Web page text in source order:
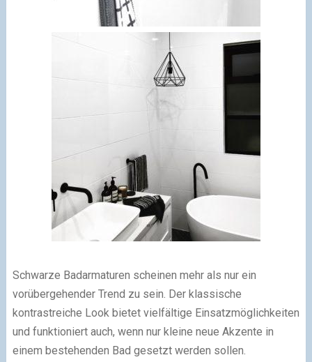
Schwarze Badarmaturen scheinen mehr als nur ein
vorübergehender Trend zu sein. Der klassische
kontrastreiche Look bietet vielfältige Einsatzmöglichkeiten
und funktioniert auch, wenn nur kleine neue Akzente in
einem bestehenden Bad gesetzt werden sollen.